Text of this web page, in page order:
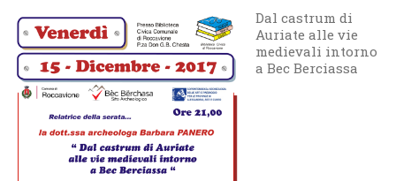
Dal castrum di
Auriate alle vie
medievali intorno
a Bec Berciassa